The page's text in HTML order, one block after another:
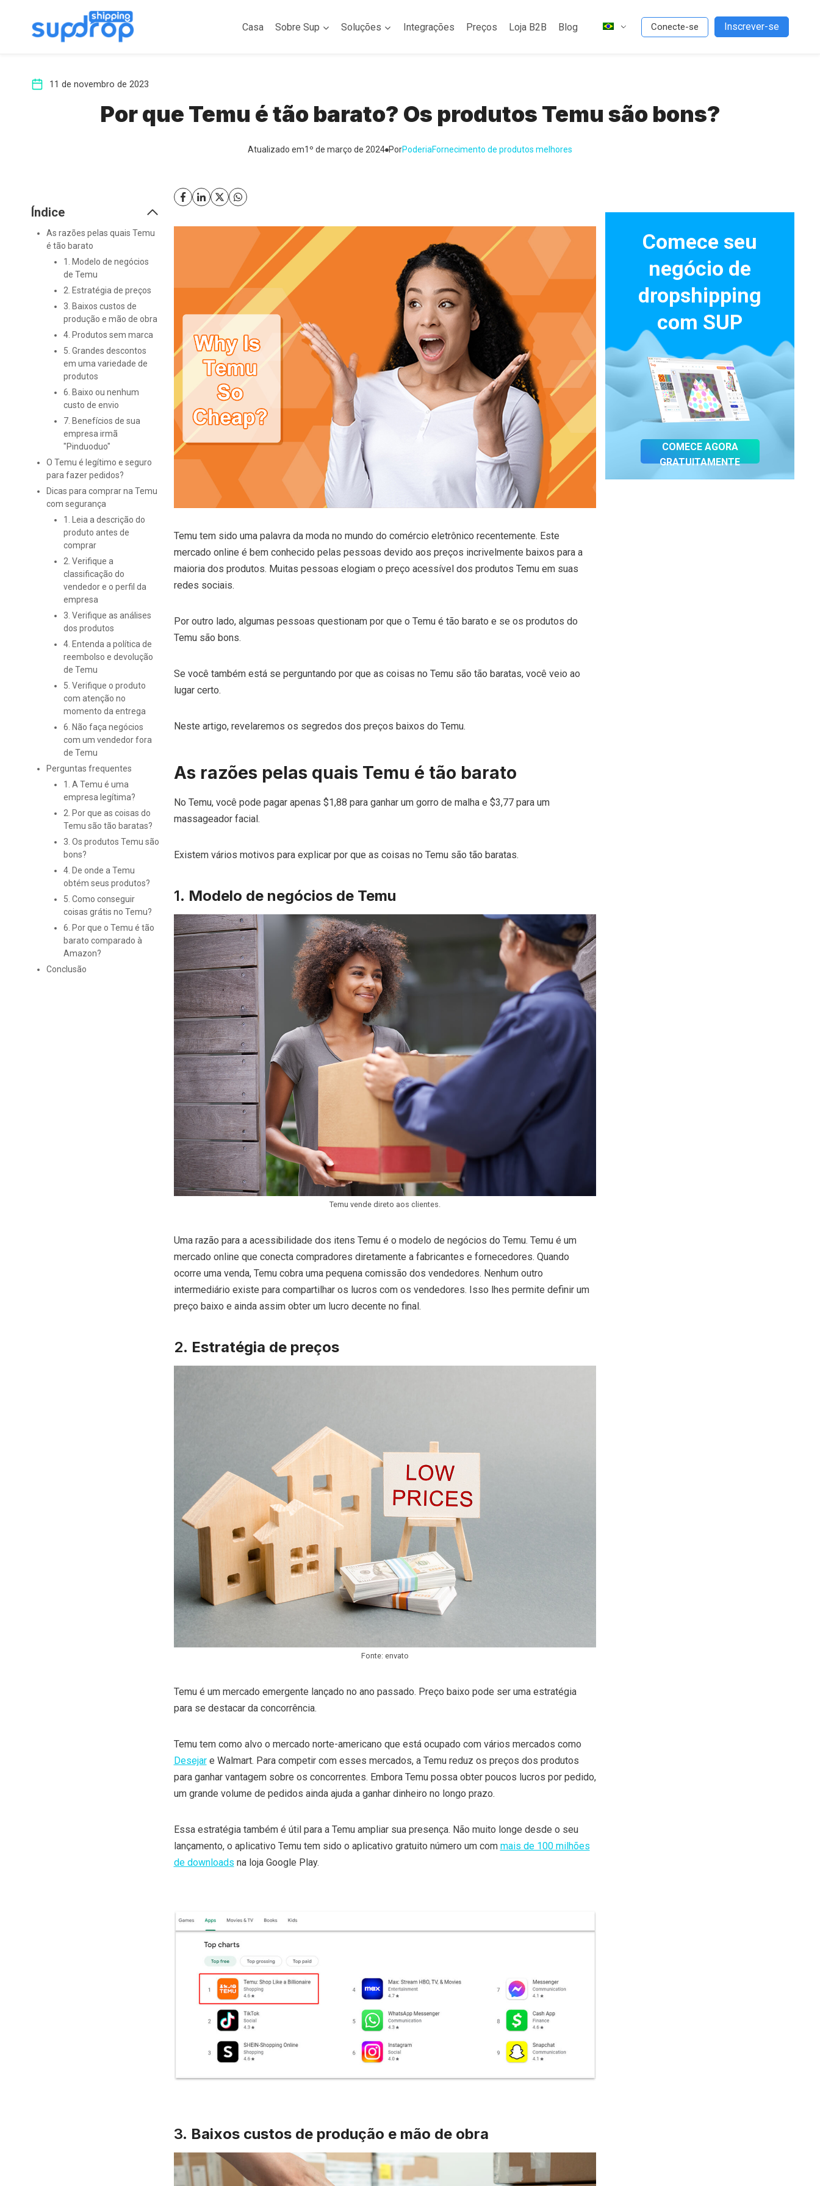
Casa Sobre Sup Soluções Integrações Preços Loja B2B Blog Conecte-se Inscrever-se
11 de novembro de 2023
Por que Temu é tão barato? Os produtos Temu são bons?
Atualizado em1º de março de 2024 PorPoderiaFornecimento de produtos melhores
Índice
As razões pelas quais Temu
é tão barato
1. Modelo de negócios
de Temu
2. Estratégia de preços
3. Baixos custos de
produção e mão de obra
4. Produtos sem marca
5. Grandes descontos
em uma variedade de
produtos
6. Baixo ou nenhum
custo de envio
7. Benefícios de sua
empresa irmã
"Pinduoduo"
O Temu é legítimo e seguro
para fazer pedidos?
Dicas para comprar na Temu
com segurança
1. Leia a descrição do
produto antes de
comprar
2. Verifique a
classificação do
vendedor e o perfil da
empresa
3. Verifique as análises
dos produtos
4. Entenda a política de
reembolso e devolução
de Temu
5. Verifique o produto
com atenção no
momento da entrega
6. Não faça negócios
com um vendedor fora
de Temu
Perguntas frequentes
1. A Temu é uma
empresa legítima?
2. Por que as coisas do
Temu são tão baratas?
3. Os produtos Temu são
bons?
4. De onde a Temu
obtém seus produtos?
5. Como conseguir
coisas grátis no Temu?
6. Por que o Temu é tão
barato comparado à
Amazon?
Conclusão
Temu tem sido uma palavra da moda no mundo do comércio eletrônico recentemente. Este
mercado online é bem conhecido pelas pessoas devido aos preços incrivelmente baixos para a
maioria dos produtos. Muitas pessoas elogiam o preço acessível dos produtos Temu em suas
redes sociais.
Por outro lado, algumas pessoas questionam por que o Temu é tão barato e se os produtos do
Temu são bons.
Se você também está se perguntando por que as coisas no Temu são tão baratas, você veio ao
lugar certo.
Neste artigo, revelaremos os segredos dos preços baixos do Temu.
As razões pelas quais Temu é tão barato
No Temu, você pode pagar apenas $1,88 para ganhar um gorro de malha e $3,77 para um
massageador facial.
Existem vários motivos para explicar por que as coisas no Temu são tão baratas.
1. Modelo de negócios de Temu
Temu vende direto aos clientes.
Uma razão para a acessibilidade dos itens Temu é o modelo de negócios do Temu. Temu é um
mercado online que conecta compradores diretamente a fabricantes e fornecedores. Quando
ocorre uma venda, Temu cobra uma pequena comissão dos vendedores. Nenhum outro
intermediário existe para compartilhar os lucros com os vendedores. Isso lhes permite definir um
preço baixo e ainda assim obter um lucro decente no final.
2. Estratégia de preços
Fonte: envato
Temu é um mercado emergente lançado no ano passado. Preço baixo pode ser uma estratégia
para se destacar da concorrência.
Temu tem como alvo o mercado norte-americano que está ocupado com vários mercados como
Desejare Walmart. Para competir com esses mercados, a Temu reduz os preços dos produtos
para ganhar vantagem sobre os concorrentes. Embora Temu possa obter poucos lucros por pedido,
um grande volume de pedidos ainda ajuda a ganhar dinheiro no longo prazo.
Essa estratégia também é útil para a Temu ampliar sua presença. Não muito longe desde o seu
lançamento, o aplicativo Temu tem sido o aplicativo gratuito número um com mais de 100 milhões
de downloads na loja Google Play.
3. Baixos custos de produção e mão de obra
Comece seu
negócio de
dropshipping
com SUP
COMECE AGORA
GRATUITAMENTE